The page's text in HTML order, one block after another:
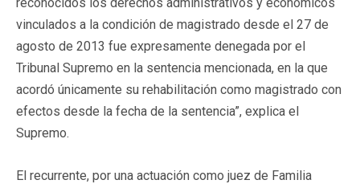
vinculados a la condición de magistrado desde el 27 de
agosto de 2013 fue expresamente denegada por el
Tribunal Supremo en la sentencia mencionada, en la que
acordó únicamente su rehabilitación como magistrado con
efectos desde la fecha de la sentencia”, explica el
Supremo.
El recurrente, por una actuación como juez de Familia